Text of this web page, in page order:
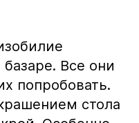
Все они
попробовать.
стола